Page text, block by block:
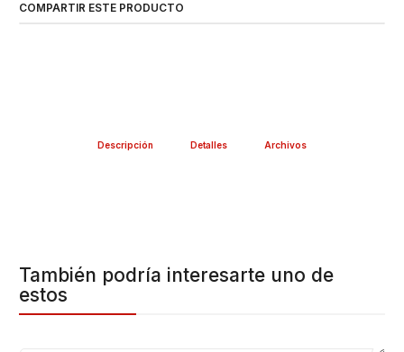
COMPARTIR ESTE PRODUCTO
Descripción Detalles Archivos
También podría interesarte uno de
estos